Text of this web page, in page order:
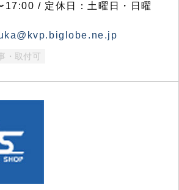
17:00 / 定休日：土曜日・日曜
・取付可